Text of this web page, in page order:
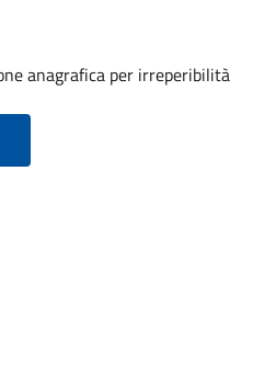
anagrafica per irreperibilità